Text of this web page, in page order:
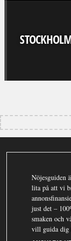
Nöjesguiden
lita på att vi
just det –
smaken och
vill guida dig